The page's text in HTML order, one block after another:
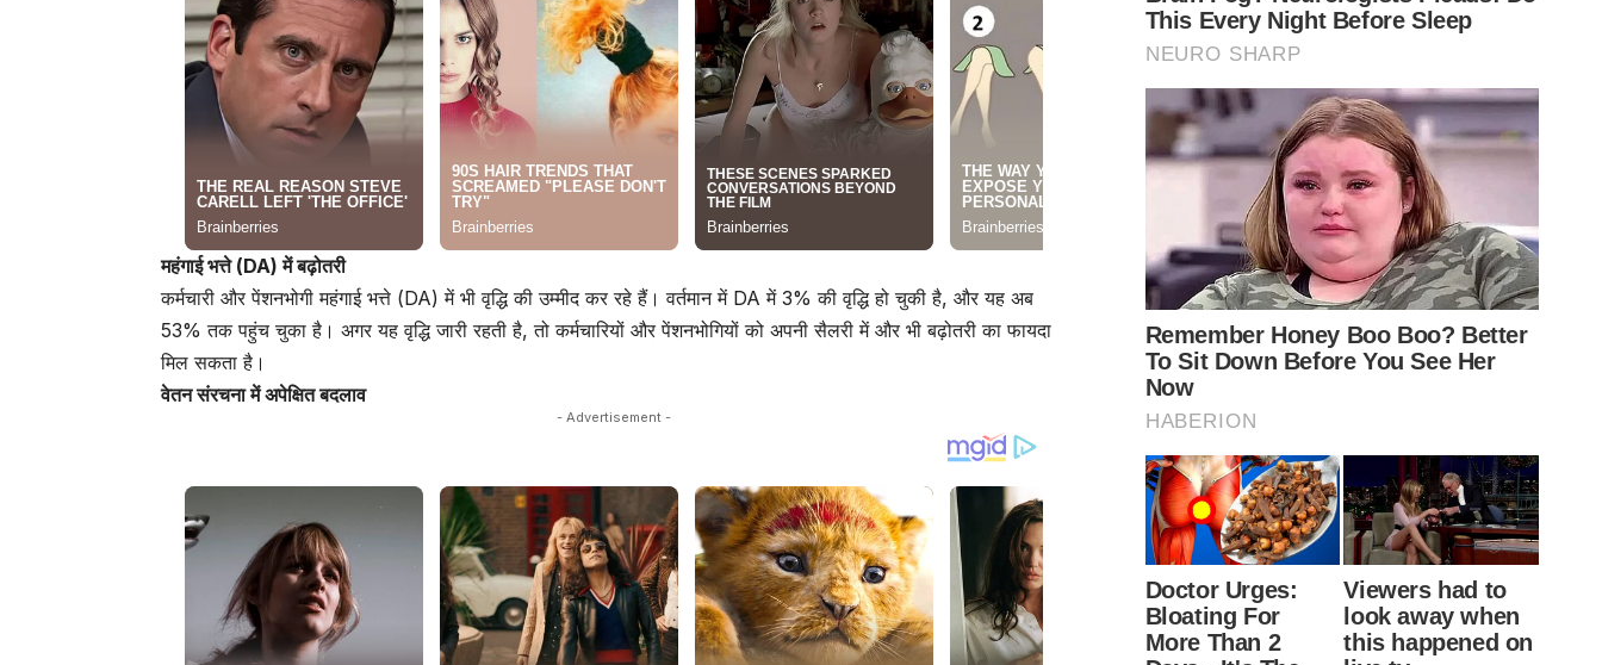
महंगाई भत्ते (DA) में बढ़ोतरी
कर्मचारी और पेंशनभोगी महंगाई भत्ते (DA) में भी वृद्धि की उम्मीद कर रहे हैं। वर्तमान में DA में 3% की वृद्धि हो चुकी है, और यह अब
53% तक पहुंच चुका है। अगर यह वृद्धि जारी रहती है, तो कर्मचारियों और पेंशनभोगियों को अपनी सैलरी में और भी बढ़ोतरी का फायदा
मिल सकता है।
वेतन संरचना में अपेक्षित बदलाव
- Advertisement -